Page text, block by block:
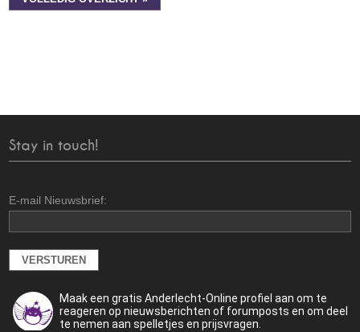
Stay in touch!
E-mail Nieuwsbrief:
Maak een gratis Anderlecht-Online profiel aan om te
reageren op nieuwsberichten of forumposts en om deel
te nemen aan spelletjes en prijsvragen.